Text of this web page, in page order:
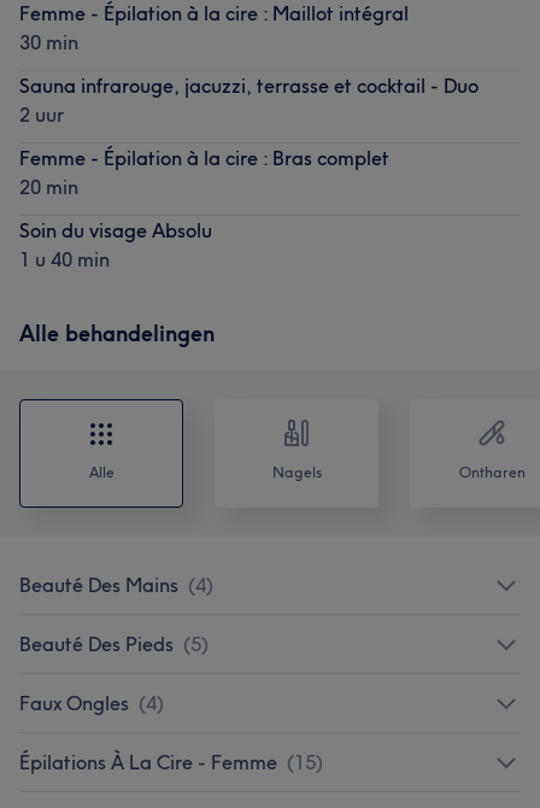
Femme - Épilation à la cire : Maillot intégral
30 min
Sauna infrarouge, jacuzzi, terrasse et cocktail - Duo
2 uur
Femme - Épilation à la cire : Bras complet
20 min
Soin du visage Absolu
1 u 40 min
Alle behandelingen
Alle Nagels Ontharen
Beauté Des Mains (4)
Beauté Des Pieds (5)
Faux Ongles (4)
Épilations À La Cire - Femme (15)